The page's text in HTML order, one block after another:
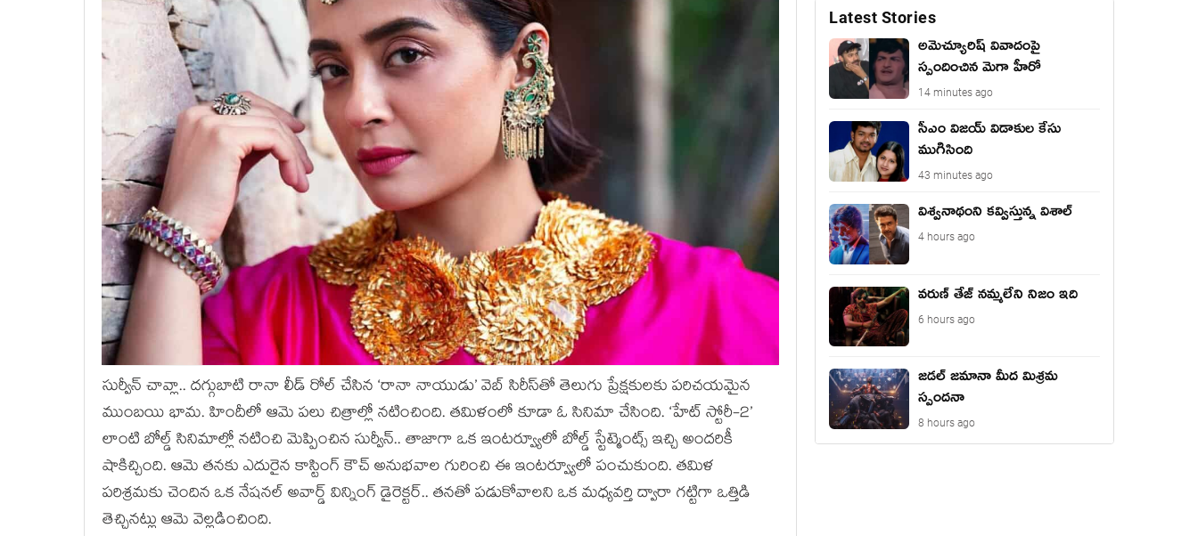
సుర్వీన్ చావ్లా.. దగ్గుబాటి రానా లీడ్ రోల్ చేసిన ‘రానా నాయుడు’ వెబ్ సిరీస్‌తో తెలుగు ప్రేక్షకులకు పరిచయమైన
ముంబయి భామ. హిందీలో ఆమె పలు చిత్రాల్లో నటించింది. తమిళంలో కూడా ఓ సినిమా చేసింది. ‘హేట్ స్టోరీ-2’
లాంటి బోల్డ్ సినిమాల్లో నటించి మెప్పించిన సుర్వీన్.. తాజాగా ఒక ఇంటర్వ్యూలో బోల్డ్ స్టేట్మెంట్స్ ఇచ్చి అందరికీ
షాకిచ్చింది. ఆమె తనకు ఎదురైన కాస్టింగ్ కౌచ్ అనుభవాల గురించి ఈ ఇంటర్వ్యూలో పంచుకుంది. తమిళ
పరిశ్రమకు చెందిన ఒక నేషనల్ అవార్డ్ విన్నింగ్ డైరెక్టర్.. తనతో పడుకోవాలని ఒక మధ్యవర్తి ద్వారా గట్టిగా ఒత్తిడి
తెచ్చినట్లు ఆమె వెల్లడించింది.
Latest Stories
అమెచ్యూరిష్ వివాదంపై
స్పందించిన మెగా హీరో
14 minutes ago
సీఎం విజయ్ విడాకుల కేసు
ముగిసింది
43 minutes ago
విశ్వనాథంని కవ్విస్తున్న విశాల్
4 hours ago
వరుణ్ తేజ్ నమ్మలేని నిజం ఇది
6 hours ago
జడల్ జమానా మీద మిశ్రమ
స్పందనా
8 hours ago